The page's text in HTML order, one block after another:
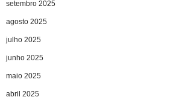
setembro 2025
agosto 2025
julho 2025
junho 2025
maio 2025
abril 2025